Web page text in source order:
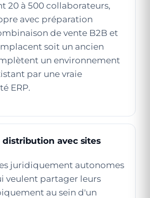
20 à 500 collaborateurs,
avec préparation
de vente B2B et
soit un ancien
un environnement
par une vraie
ERP.
distribution avec sites
juridiquement autonomes
veulent partager leurs
au sein d'un